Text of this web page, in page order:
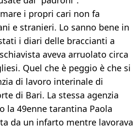
i propri cari non fa
e stranieri. Lo sanno bene in
i diari delle braccianti a
aveva arruolato circa
Quel che è peggio è che si
di lavoro interinale di
di Bari. La stessa agenzia
la 49enne tarantina Paola
da un infarto mentre lavorava